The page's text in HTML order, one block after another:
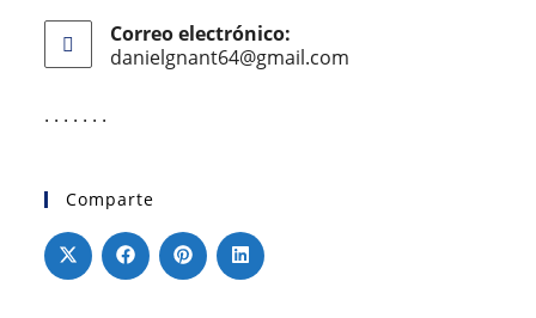
Correo electrónico:
danielgnant64@gmail.com
. . . . . . .
Comparte